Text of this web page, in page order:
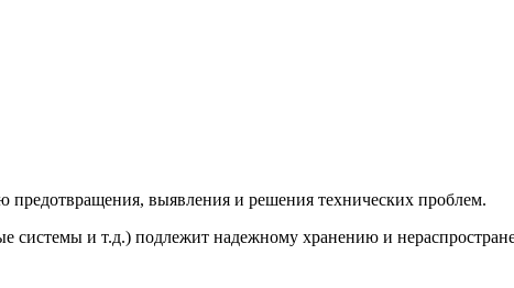
предотвращения, выявления и решения технических проблем.
системы и т.д.) подлежит надежному хранению и